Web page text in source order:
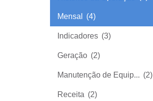
Mensal (4)
Indicadores (3)
Geração (2)
Manutenção de Equip... (2)
Receita (2)